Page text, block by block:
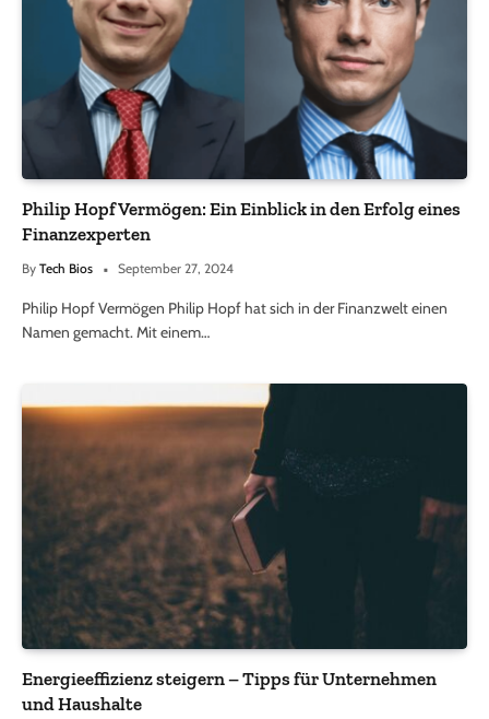
Philip Hopf Vermögen: Ein Einblick in den Erfolg eines
Finanzexperten
By Tech Bios September 27, 2024
Philip Hopf Vermögen Philip Hopf hat sich in der Finanzwelt einen
Namen gemacht. Mit einem…
Energieeffizienz steigern – Tipps für Unternehmen
und Haushalte